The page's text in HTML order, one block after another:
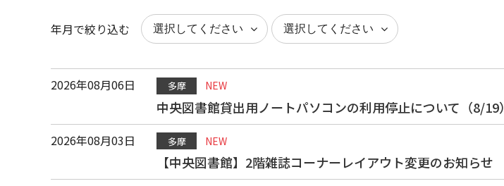
年月で絞り込む
2026年08月06日 多摩 NEW
中央図書館貸出用ノートパソコンの利用停止について（8/19）
2026年08月03日 多摩 NEW
【中央図書館】2階雑誌コーナーレイアウト変更のお知らせ